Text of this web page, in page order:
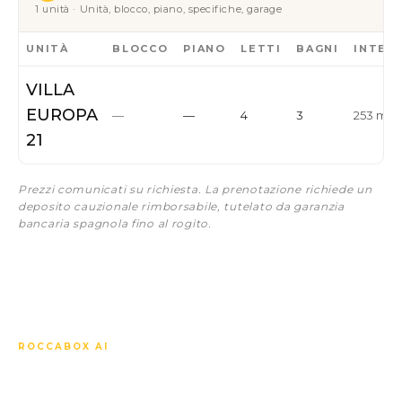
1 unità · Unità, blocco, piano, specifiche, garage
UNITÀ BLOCCO PIANO LETTI BAGNI
VILLA
EUROPA
21
— — 4 3 253 m²
Prezzi comunicati su richiesta. La prenotazione richiede un
deposito cauzionale rimborsabile, tutelato da garanzia
bancaria spagnola fino al rogito.
ROCCABOX AI